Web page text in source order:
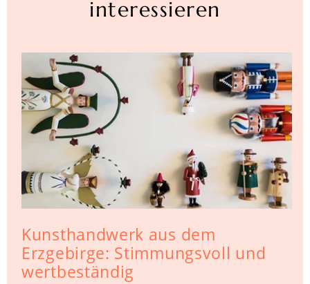
interessieren
Kunsthandwerk aus dem
Erzgebirge: Stimmungsvoll und
wertbeständig